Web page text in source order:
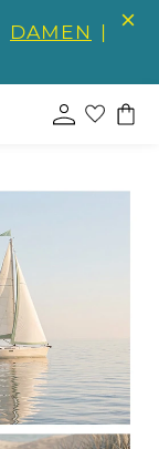
DAMEN |